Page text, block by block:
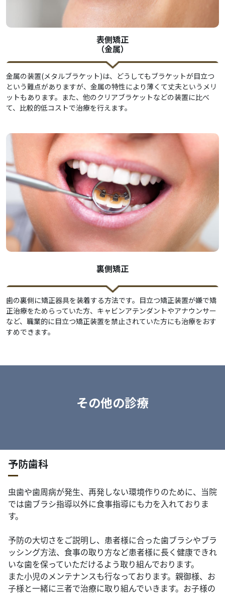
表側矯正
（金属）
金属の装置(メタルブラケット)は、どうしてもブラケットが目立つ
という難点がありますが、金属の特性により薄くて丈夫というメリ
ットもあります。また、他のクリアブラケットなどの装置に比べ
て、比較的低コストで治療を行えます。
裏側矯正
歯の裏側に矯正器具を装着する方法です。目立つ矯正装置が嫌で矯
正治療をためらっていた方、キャビンアテンダントやアナウンサー
など、職業的に目立つ矯正装置を禁止されていた方にも治療をおす
すめできます。
その他の診療
予防歯科
虫歯や歯周病が発生、再発しない環境作りのために、当院
では歯ブラシ指導以外に食事指導にも力を入れておりま
す。
予防の大切さをご説明し、患者様に合った歯ブラシやブラ
ッシング方法、食事の取り方など患者様に長く健康できれ
いな歯を保っていただけるよう取り組んでおります。
また小児のメンテナンスも行なっております。親御様、お
子様と一緒に三者で治療に取り組んでいきます。お子様の